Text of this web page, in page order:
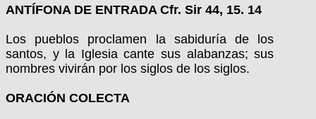
ANTÍFONA DE ENTRADA Cfr. Sir 44, 15. 14
Los pueblos proclamen la sabiduría de los
santos, y la Iglesia cante sus alabanzas; sus
nombres vivirán por los siglos de los siglos.
ORACIÓN COLECTA